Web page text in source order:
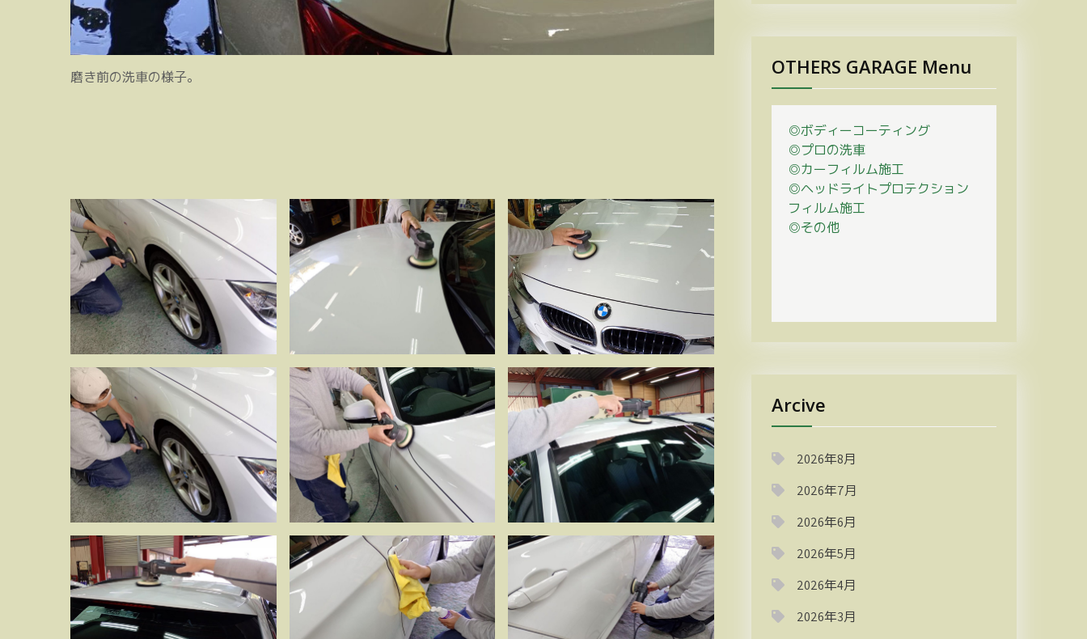
磨き前の洗車の様子。 OTHERS GARAGE Menu
◎ボディーコーティング
◎プロの洗車
◎カーフィルム施工
◎ヘッドライトプロテクション
フィルム施工
◎その他
Arcive
2026年8月
2026年7月
2026年6月
2026年5月
2026年4月
2026年3月